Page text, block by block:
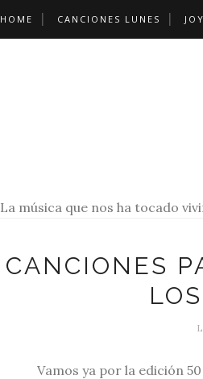
HOME CANCIONES LUNES
La música que nos ha tocado
CANCIONES
Vamos ya por la edición